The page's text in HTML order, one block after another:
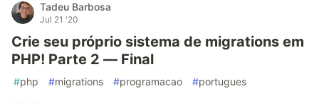
Tadeu Barbosa
Jul 21 '20
Crie seu próprio sistema de migrations em
PHP! Parte 2 — Final
#php #migrations #programacao #portugues